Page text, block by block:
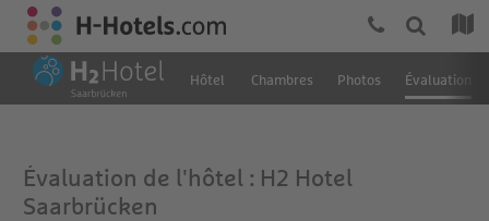
Hôtel Chambres Photos Évaluation
Évaluation de l'hôtel : H2 Hotel
Saarbrücken